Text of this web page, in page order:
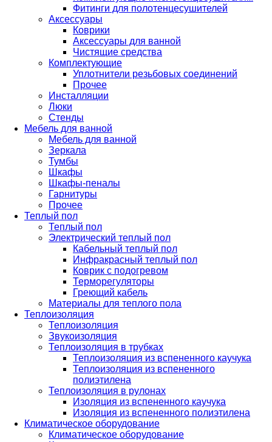
Фитинги для полотенцесушителей
Аксессуары
Коврики
Аксессуары для ванной
Чистящие средства
Комплектующие
Уплотнители резьбовых соединений
Прочее
Инсталляции
Люки
Стенды
Мебель для ванной
Мебель для ванной
Зеркала
Тумбы
Шкафы
Шкафы-пеналы
Гарнитуры
Прочее
Теплый пол
Теплый пол
Электрический теплый пол
Кабельный теплый пол
Инфракрасный теплый пол
Коврик с подогревом
Терморегуляторы
Греющий кабель
Материалы для теплого пола
Теплоизоляция
Теплоизоляция
Звукоизоляция
Теплоизоляция в трубках
Теплоизоляция из вспененного каучука
Теплоизоляция из вспененного
полиэтилена
Теплоизоляция в рулонах
Изоляция из вспененного каучука
Изоляция из вспененного полиэтилена
Климатическое оборудование
Климатическое оборудование